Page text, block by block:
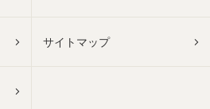
サイトマップ